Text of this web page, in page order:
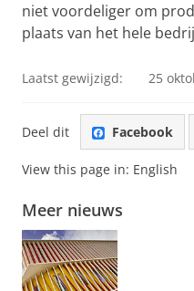
niet voordeliger om
plaats van het hele
Laatst gewijzigd: 25
Deel dit Facebook
View this page in: English
Meer nieuws